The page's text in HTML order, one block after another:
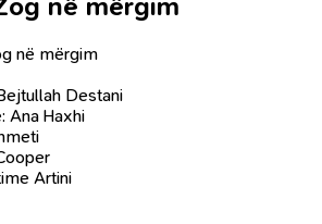
në mërgim
në mërgim
Destani
Ana Haxhi
Artini